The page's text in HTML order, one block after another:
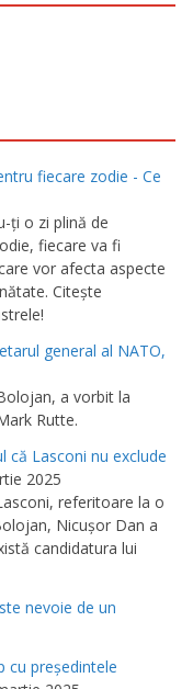
fiecare zodie - Ce
ţi o zi plină de
fiecare va fi
vor afecta aspecte
Citeşte
general al NATO,
a vorbit la
Rutte.
că Lasconi nu exclude
2025
referitoare la o
Nicuşor Dan a
candidatura lui
nevoie de un
cu preşedintele